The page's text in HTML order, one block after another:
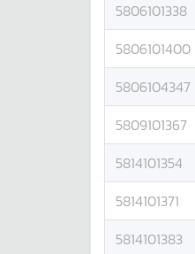
5806101338
5806101400
5806104347
5809101367
5814101354
5814101371
5814101383